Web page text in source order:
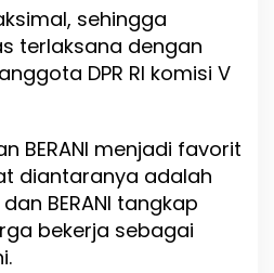
sehingga
terlaksana dengan
DPR RI komisi V
BERANI menjadi favorit
diantaranya adalah
BERANI tangkap
bekerja sebagai